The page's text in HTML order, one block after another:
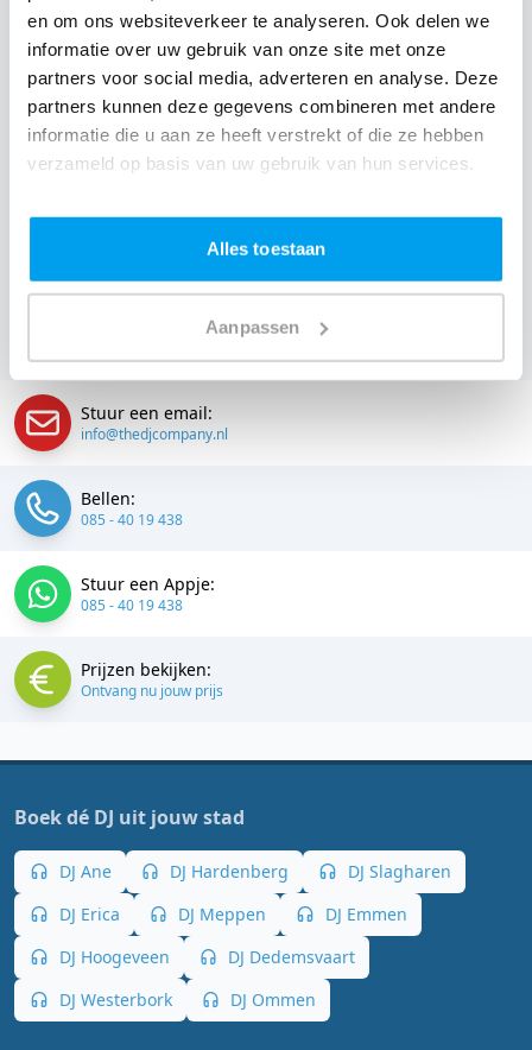
en om ons websiteverkeer te analyseren. Ook delen we
informatie over uw gebruik van onze site met onze
partners voor social media, adverteren en analyse. Deze
partners kunnen deze gegevens combineren met andere
informatie die u aan ze heeft verstrekt of die ze hebben
verzameld op basis van uw gebruik van hun services.
Alles toestaan
Aanpassen
garantie. Van de afstemming met de locatie tot een
reserve DJ. Wij zorgen dat het goed komt. Maar voordat
je een DJ voor jouw feest gaat boeken, wil je natuurlijk
weten wat het kost.
Een DJ boeken uit Drenthe was nog nooit zo makkelijk.
Daarom kun je bij ons online de prijs berekenen voor
jouw feest. Ook kun je nu boeken of een vrijblijvende
offerte aanvragen.Huur de beste DJ uit Coevordenen
Stuur een email:
info@thedjcompany.nl
Bellen:
085 - 40 19 438
Stuur een Appje:
085 - 40 19 438
Prijzen bekijken:
Ontvang nu jouw prijs
Boek dé DJ uit jouw stad
DJ Ane DJ Hardenberg
DJ Slagharen
DJ Erica
DJ Meppen
DJ Emmen
DJ Hoogeveen
DJ Dedemsvaart
DJ Westerbork
DJ Ommen